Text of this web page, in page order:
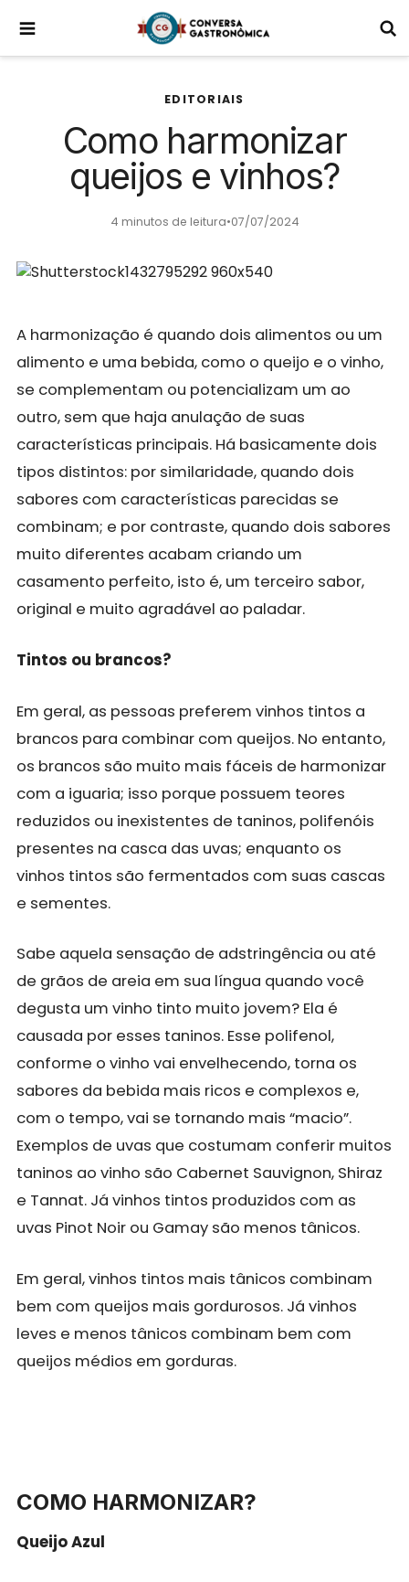
EDITORIAIS
Como harmonizar
queijos e vinhos?
4 minutos de leitura•07/07/2024
A harmonização é quando dois alimentos ou um
alimento e uma bebida, como o queijo e o vinho,
se complementam ou potencializam um ao
outro, sem que haja anulação de suas
características principais. Há basicamente dois
tipos distintos: por similaridade, quando dois
sabores com características parecidas se
combinam; e por contraste, quando dois sabores
muito diferentes acabam criando um
casamento perfeito, isto é, um terceiro sabor,
original e muito agradável ao paladar.
Tintos ou brancos?
Em geral, as pessoas preferem vinhos tintos a
brancos para combinar com queijos. No entanto,
os brancos são muito mais fáceis de harmonizar
com a iguaria; isso porque possuem teores
reduzidos ou inexistentes de taninos, polifenóis
presentes na casca das uvas; enquanto os
vinhos tintos são fermentados com suas cascas
e sementes.
Sabe aquela sensação de adstringência ou até
de grãos de areia em sua língua quando você
degusta um vinho tinto muito jovem? Ela é
causada por esses taninos. Esse polifenol,
conforme o vinho vai envelhecendo, torna os
sabores da bebida mais ricos e complexos e,
com o tempo, vai se tornando mais “macio”.
Exemplos de uvas que costumam conferir muitos
taninos ao vinho são Cabernet Sauvignon, Shiraz
e Tannat. Já vinhos tintos produzidos com as
uvas Pinot Noir ou Gamay são menos tânicos.
Em geral, vinhos tintos mais tânicos combinam
bem com queijos mais gordurosos. Já vinhos
leves e menos tânicos combinam bem com
queijos médios em gorduras.
COMO HARMONIZAR?
Queijo Azul